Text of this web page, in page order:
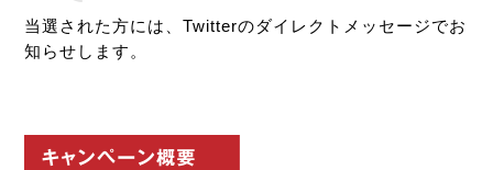
当選された方には、Twitterのダイレクトメッセージでお
知らせします。